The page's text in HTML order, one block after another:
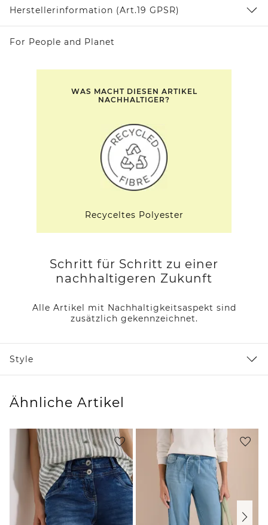
Herstellerinformation (Art.19 GPSR)
For People and Planet
WAS MACHT DIESEN ARTIKEL
NACHHALTIGER?
Recyceltes Polyester
Schritt für Schritt zu einer
nachhaltigeren Zukunft
Alle Artikel mit Nachhaltigkeitsaspekt sind
zusätzlich gekennzeichnet.
Style
Ähnliche Artikel